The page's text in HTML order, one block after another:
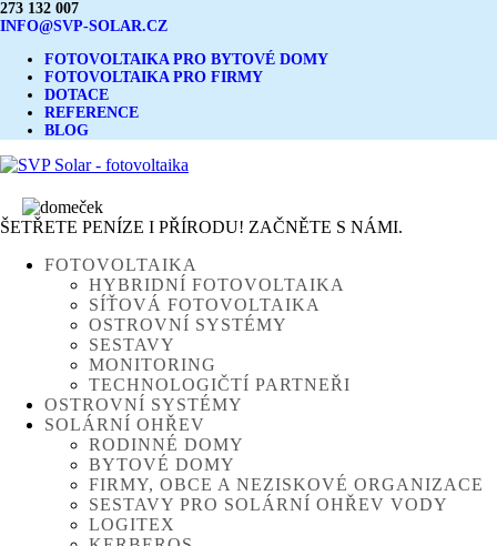
273 132 007
INFO@SVP-SOLAR.CZ
FOTOVOLTAIKA PRO BYTOVÉ DOMY
FOTOVOLTAIKA PRO FIRMY
DOTACE
REFERENCE
BLOG
ŠETŘETE PENÍZE I PŘÍRODU! ZAČNĚTE S NÁMI.
FOTOVOLTAIKA
HYBRIDNÍ FOTOVOLTAIKA
SÍŤOVÁ FOTOVOLTAIKA
OSTROVNÍ SYSTÉMY
SESTAVY
MONITORING
TECHNOLOGIČTÍ PARTNEŘI
OSTROVNÍ SYSTÉMY
SOLÁRNÍ OHŘEV
RODINNÉ DOMY
BYTOVÉ DOMY
FIRMY, OBCE A NEZISKOVÉ ORGANIZACE
SESTAVY PRO SOLÁRNÍ OHŘEV VODY
LOGITEX